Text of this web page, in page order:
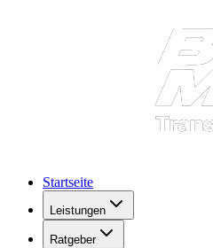
Startseite
Leistungen
Ratgeber